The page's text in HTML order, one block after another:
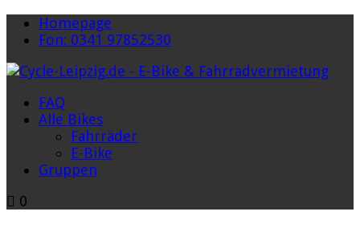
Homepage
Fon: 0341 97852530
FAQ
Alle Bikes
Fahrräder
E-Bike
Gruppen
0